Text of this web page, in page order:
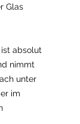
Glas
absolut
nimmt
unter
im